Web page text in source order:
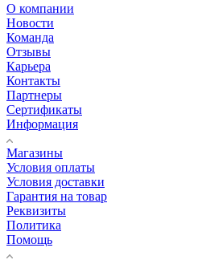
О компании
Новости
Команда
Отзывы
Карьера
Контакты
Партнеры
Сертификаты
Информация
Магазины
Условия оплаты
Условия доставки
Гарантия на товар
Реквизиты
Политика
Помощь